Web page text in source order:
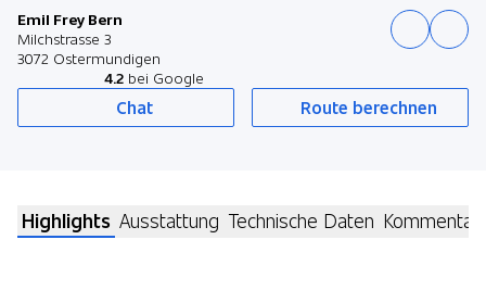
Emil Frey Bern
Milchstrasse 3
3072 Ostermundigen
4.2 bei Google
Chat Route berechnen
Highlights Ausstattung Technische Daten Kommentar